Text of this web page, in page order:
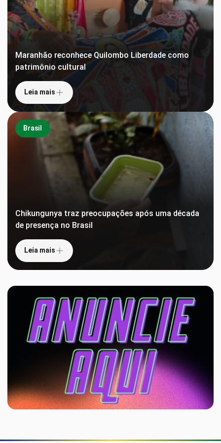
Maranhão reconhece Quilombo Liberdade como
patrimônio cultural
Leia mais
Brasil
Chikungunya traz preocupações após uma década
de presença no Brasil
Leia mais